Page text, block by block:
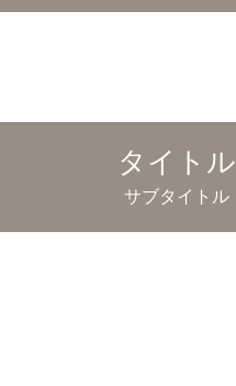
タイトル
サブタイトル